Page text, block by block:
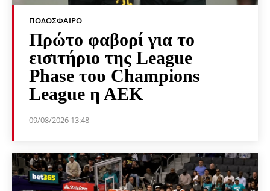
ΠΟΔΌΣΦΑΙΡΟ
Πρώτο φαβορί για το
εισιτήριο της League
Phase του Champions
League η ΑΕΚ
09/08/2026 13:48